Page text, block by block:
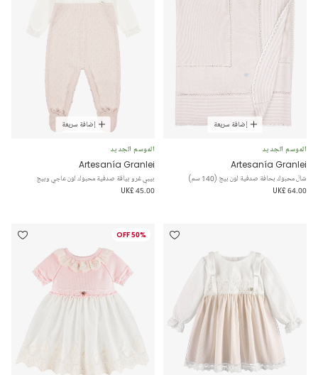
إضافة سريعة
الموسم الجديد
Artesanía Granlei
شال محبوك بحافة صدفية لون بيج (140 سم)
UK£ 64.00
إضافة سريعة
الموسم الجديد
Artesanía Granlei
بيبي غرو بياقة صدفية محبوك لون عاجي وبيج
UK£ 45.00
50% OFF